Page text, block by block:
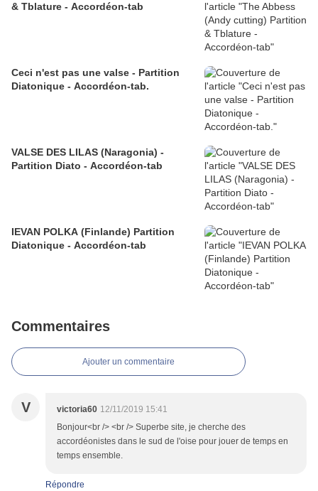
& Tblature - Accordéon-tab
Ceci n'est pas une valse - Partition
Diatonique - Accordéon-tab.
VALSE DES LILAS (Naragonia) -
Partition Diato - Accordéon-tab
IEVAN POLKA (Finlande) Partition
Diatonique - Accordéon-tab
Commentaires
Ajouter un commentaire
V victoria60 12/11/2019 15:41
Bonjour<br /> <br /> Superbe site, je cherche des
accordéonistes dans le sud de l'oise pour jouer de temps en
temps ensemble.
Répondre